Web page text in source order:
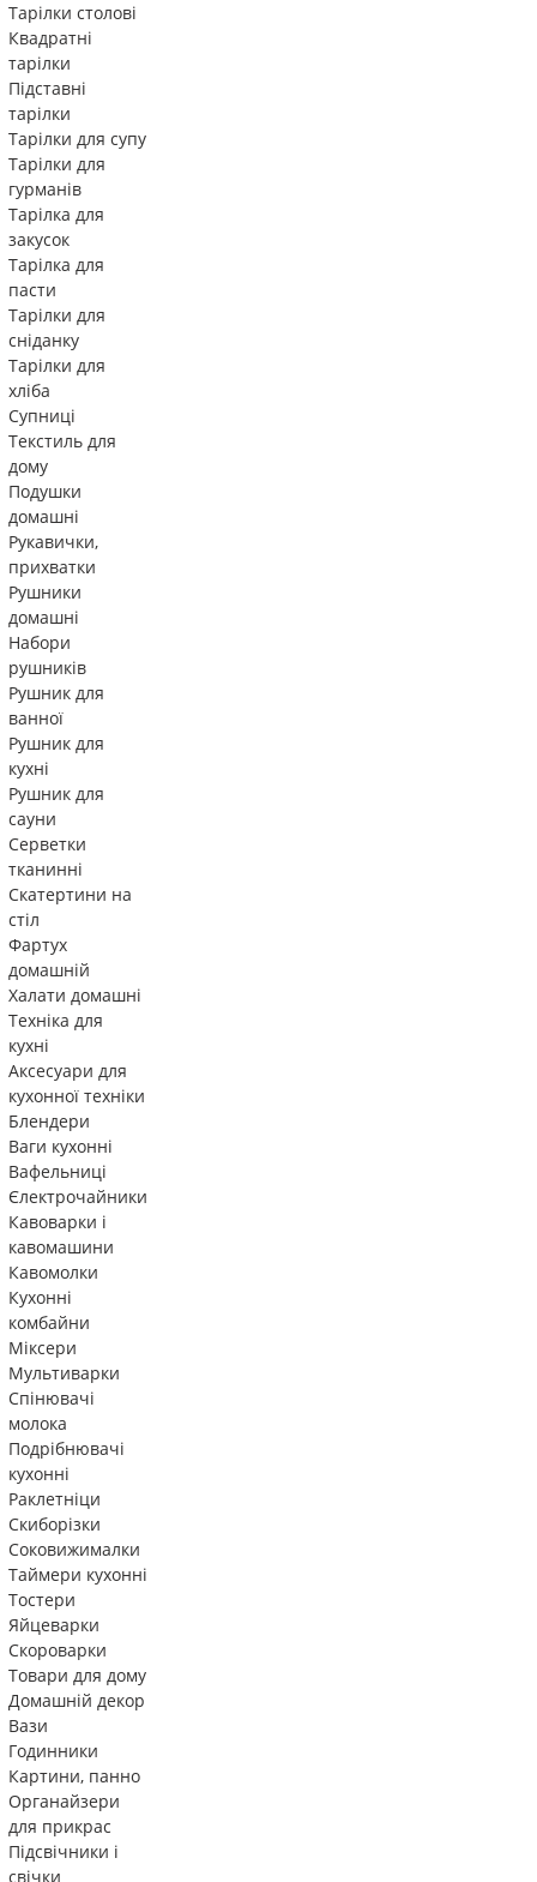
Тарілки столові
Квадратні
тарілки
Підставні
тарілки
Тарілки для супу
Тарілки для
гурманів
Тарілка для
закусок
Тарілка для
пасти
Тарілки для
сніданку
Тарілки для
хліба
Супниці
Текстиль для
дому
Подушки
домашні
Рукавички,
прихватки
Рушники
домашні
Набори
рушників
Рушник для
ванної
Рушник для
кухні
Рушник для
сауни
Серветки
тканинні
Скатертини на
стіл
Фартух
домашній
Халати домашні
Техніка для
кухні
Аксесуари для
кухонної техніки
Блендери
Ваги кухонні
Вафельниці
Єлектрочайники
Кавоварки і
кавомашини
Кавомолки
Кухонні
комбайни
Міксери
Мультиварки
Спінювачі
молока
Подрібнювачі
кухонні
Раклетніци
Скиборізки
Соковижималки
Таймери кухонні
Тостери
Яйцеварки
Скороварки
Товари для дому
Домашній декор
Вази
Годинники
Картини, панно
Органайзери
для прикрас
Підсвічники і
свічки